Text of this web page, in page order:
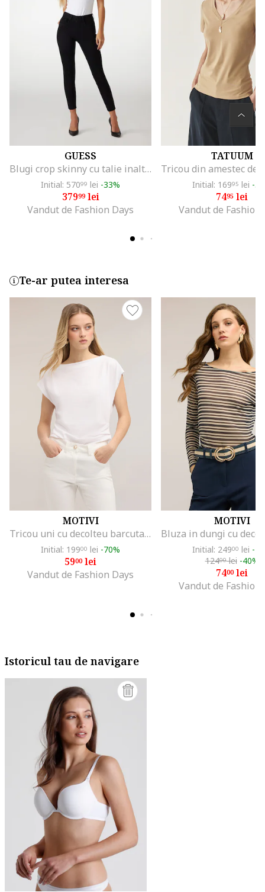
GUESS
Blugi crop skinny cu talie inalta, Negru
Initial: 57099 lei -33%
37999lei
Vandut de Fashion Days
TATUUM
Initial: 16995 lei -
7495 lei
Vandut de Fashion
Te-ar putea interesa
MOTIVI
Tricou uni cu decolteu barcuta, Alb optic
Initial: 19900 lei -70%
5900lei
Vandut de Fashion Days
MOTIVI
Initial: 24900 lei -
12400lei -40%
7400lei
Vandut de Fashion
Istoricul tau de navigare